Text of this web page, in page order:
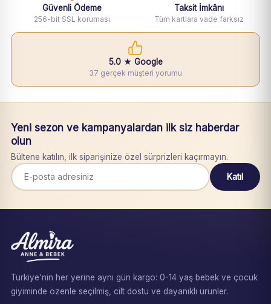
Güvenli Ödeme
256-bit SSL koruması
Taksit İmkânı
Tüm kartlara vade farksız
5.0 ★ Google
37 gerçek müşteri yorumu
Yeni sezon ve kampanyalardan ilk siz haberdar
olun
Bültene katılın, ilk siparişinize özel sürprizleri kaçırmayın.
Katıl
Türkiye'nin her yerine aynı gün kargo: 0-14 yaş bebek ve çocuk
giyiminde özenle seçilmiş, cilt dostu ve dayanıklı ürünler.